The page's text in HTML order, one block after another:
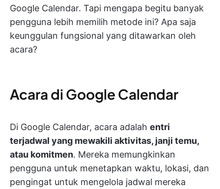
Google Calendar. Tapi mengapa begitu banyak
pengguna lebih memilih metode ini? Apa saja
keunggulan fungsional yang ditawarkan oleh
acara?
Acara di Google Calendar
Di Google Calendar, acara adalah entri
terjadwal yang mewakili aktivitas, janji temu,
atau komitmen. Mereka memungkinkan
pengguna untuk menetapkan waktu, lokasi, dan
pengingat untuk mengelola jadwal mereka